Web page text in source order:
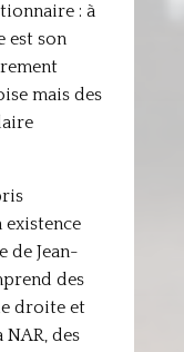
: à
est son
mais des
existence
de Jean-
des
droite et
NAR, des